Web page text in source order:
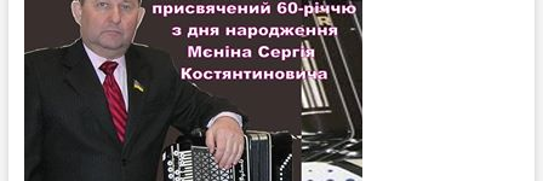
об’єднань